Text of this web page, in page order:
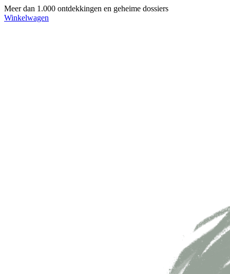
Meer dan 1.000 ontdekkingen en geheime dossiers
Winkelwagen